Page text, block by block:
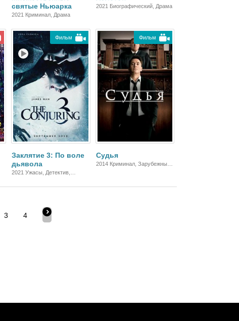
святые Ньюарка
2021 Криминал, Драма
2021 Биографический, Драма
Фильм
Заклятие 3: По воле
дьявола
2021 Ужасы, Детектив,
Фильм
Судья
2014 Криминал, Зарубежный,
3 4